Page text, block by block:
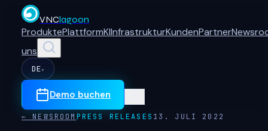
VNClagoon
ProduktePlattformKIInfrastrukturKundenPartner
uns
DE ▾
Demo buchen
← NEWSROOM PRESS RELEASES 13. JULI 2022